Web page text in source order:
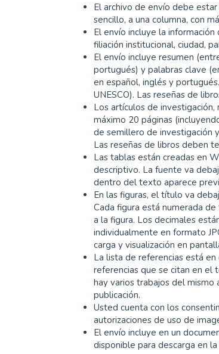
El archivo de envío debe
sencillo, a una columna, con
El envío incluye la
filiación institucional, ciudad,
El envío incluye resumen
portugués) y palabras clave
en español, inglés y
UNESCO). Las reseñas de
Los artículos de
máximo 20 páginas
de semillero de investigación
Las reseñas de libros deben
Las tablas están creadas en
descriptivo. La fuente va
dentro del texto aparece
En las figuras, el título va
Cada figura está numerada
a la figura. Los decimales
individualmente en formato
carga y visualización en
La lista de referencias está
referencias que se citan en el
hay varios trabajos del mismo
publicación.
Usted cuenta con los
autorizaciones de uso de
El envío incluye en un
disponible para descarga en